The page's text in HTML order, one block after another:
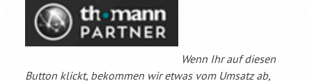
Wenn Ihr auf diesen
Button klickt, bekommen wir etwas vom Umsatz ab,